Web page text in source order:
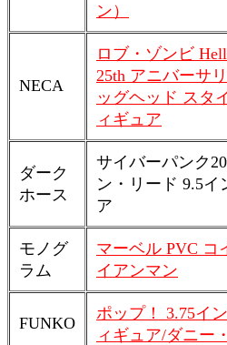
ン）
NECA
ロブ・ゾンビ
25th アニバーサ
ッグヘッド スタ
ィギュア
ダーク
ホース
サイバーパンク
ン・リード 9.5イ
ア
モノグ
ラム
マーベル PVC コ
イアンマン
FUNKO
ポップ！ 3.75イ
ィギュア/ダニー